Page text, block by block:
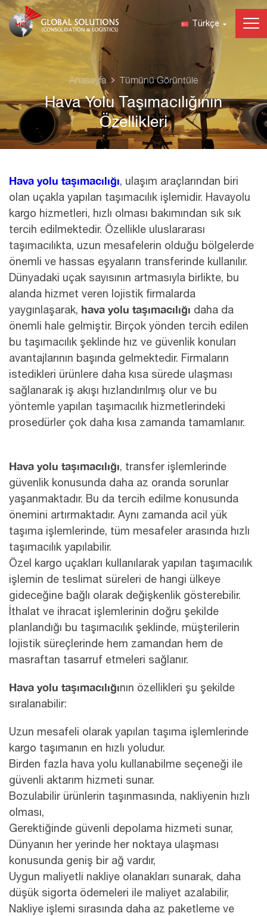
Türkçe
Anasayfa Tümünü Görüntüle
Hava Yolu Taşımacılığının
Özellikleri
Hava yolu taşımacılığı, ulaşım araçlarından biri
olan uçakla yapılan taşımacılık işlemidir. Havayolu
kargo hizmetleri, hızlı olması bakımından sık sık
tercih edilmektedir. Özellikle uluslararası
taşımacılıkta, uzun mesafelerin olduğu bölgelerde
önemli ve hassas eşyaların transferinde kullanılır.
Dünyadaki uçak sayısının artmasıyla birlikte, bu
alanda hizmet veren lojistik firmalarda
yaygınlaşarak, hava yolu taşımacılığı daha da
önemli hale gelmiştir. Birçok yönden tercih edilen
bu taşımacılık şeklinde hız ve güvenlik konuları
avantajlarının başında gelmektedir. Firmaların
istedikleri ürünlere daha kısa sürede ulaşması
sağlanarak iş akışı hızlandırılmış olur ve bu
yöntemle yapılan taşımacılık hizmetlerindeki
prosedürler çok daha kısa zamanda tamamlanır.
Hava yolu taşımacılığı, transfer işlemlerinde
güvenlik konusunda daha az oranda sorunlar
yaşanmaktadır. Bu da tercih edilme konusunda
önemini artırmaktadır. Aynı zamanda acil yük
taşıma işlemlerinde, tüm mesafeler arasında hızlı
taşımacılık yapılabilir.
Özel kargo uçakları kullanılarak yapılan taşımacılık
işlemin de teslimat süreleri de hangi ülkeye
gideceğine bağlı olarak değişkenlik gösterebilir.
İthalat ve ihracat işlemlerinin doğru şekilde
planlandığı bu taşımacılık şeklinde, müşterilerin
lojistik süreçlerinde hem zamandan hem de
masraftan tasarruf etmeleri sağlanır.
Hava yolu taşımacılığının özellikleri şu şekilde
sıralanabilir:
Uzun mesafeli olarak yapılan taşıma işlemlerinde
kargo taşımanın en hızlı yoludur.
Birden fazla hava yolu kullanabilme seçeneği ile
güvenli aktarım hizmeti sunar.
Bozulabilir ürünlerin taşınmasında, nakliyenin hızlı
olması,
Gerektiğinde güvenli depolama hizmeti sunar,
Dünyanın her yerinde her noktaya ulaşması
konusunda geniş bir ağ vardır,
Uygun maliyetli nakliye olanakları sunarak, daha
düşük sigorta ödemeleri ile maliyet azalabilir,
Nakliye işlemi sırasında daha az paketleme ve